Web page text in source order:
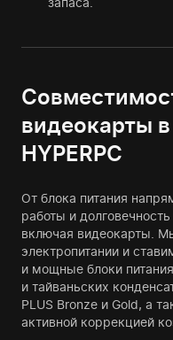
видеокарты
HYPERPC
От блока питания
работы и
включая видеокарты.
электропитании и
и мощные блоки
и тайваньских
PLUS Bronze и Gold, а
активной коррекцией